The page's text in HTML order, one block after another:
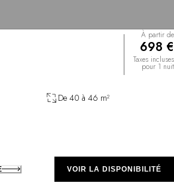
À partir de
698 €
Taxes incluses
pour 1 nuit
De 40 à 46 m²
VOIR LA DISPONIBILITÉ